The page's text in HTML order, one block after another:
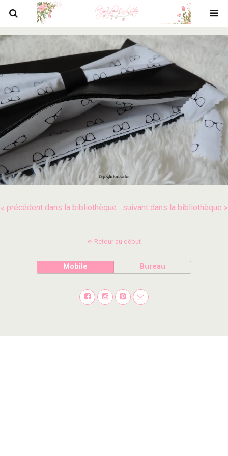
« précédent dans la bibliothèque suivant dans la bibliothèque »
Retour au début
Mobile Bureau